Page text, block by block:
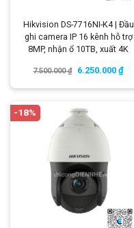
Hikvision DS-7716NI-K4 | Đầu
ghi camera IP 16 kênh hỗ trợ
8MP, nhận ổ 10TB, xuất 4K
7.500.000₫ 6.250.000 ₫
-18%